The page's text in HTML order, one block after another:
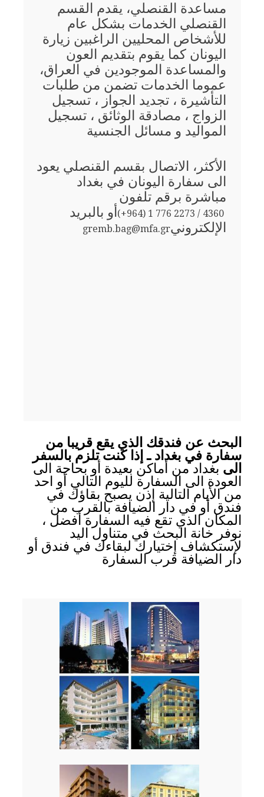
مساعدة القنصلي، يقدم القسم
القنصلي الخدمات بشكل عام
للأشخاص المحليين الراغبين زيارة
اليونان كما يقوم بتقديم العون
والمساعدة الموجودين في العراق،
عموما الخدمات تضمن من طلبات
التأشيرة ، تجديد الجواز ، تسجيل
الزواج ، مصادقة الوثائق ، تسجيل
المواليد و مسائل الجنسية
الأكثر، الاتصال بقسم القنصلي يعود
الى سفارة اليونان في بغداد
مباشرة برقم تلفون
(+964) 1 776 2273 / 4360أو بالبريد
الإلكترونيgremb.bag@mfa.gr
البحث عن فندقك الذي يقع قريبا من
سفارة في بغداد ـ إذا كنت تلزم بالسفر
الى بغداد من أماكن بعيدة أو بحاجة الى
العودة الى السفارة لليوم التالي أو احد
من الأيام التالية إذن يصبح بقاؤك في
فندق أو في دار الضيافة بالقرب من
المكان الذي تقع فيه السفارة أفضل ،
نوفر خانة البحث في متناول اليد
لإستكشاف إختيارك لبقاءك في فندق أو
دار الضيافة قرب السفارة